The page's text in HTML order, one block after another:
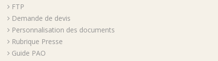
FTP
Demande de devis
Personnalisation des documents
Rubrique Presse
Guide PAO